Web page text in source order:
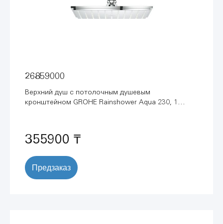
26859000
Верхний душ с потолочным душевым
кронштейном GROHE Rainshower Aqua 230, 1
355900 ₸
Предзаказ